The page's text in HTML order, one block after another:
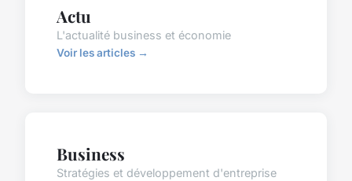
Actu
L'actualité business et économie
Voir les articles →
Business
Stratégies et développement d'entreprise